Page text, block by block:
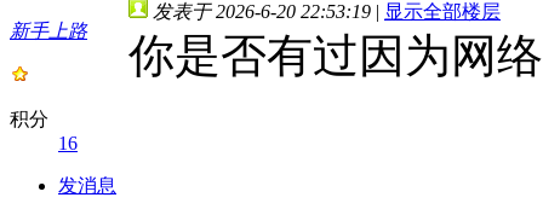
新手上路
积分
16
发消息
发表于 2026-6-20 22:53:19 | 显示全部楼层
你是否有过因为网